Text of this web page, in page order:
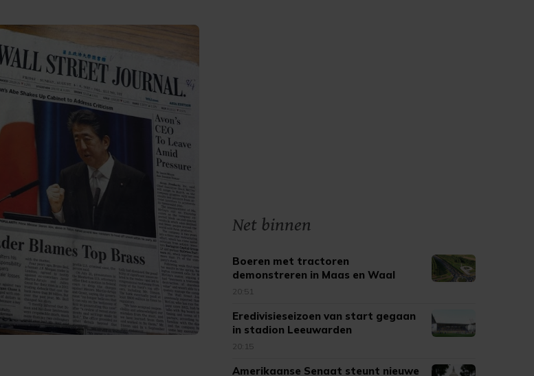
Net binnen
Boeren met tractoren
demonstreren in Maas en Waal
20:51
Eredivisieseizoen van start gegaan
in stadion Leeuwarden
20:15
Amerikaanse Senaat steunt nieuwe